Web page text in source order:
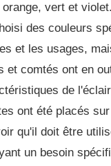
vert et
des couleurs
et les usages,
et comtés ont en
de
ont été placés
qu'il doit être
un besoin